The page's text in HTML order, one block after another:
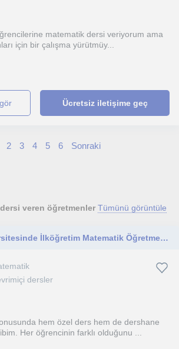
matematik dersi veriyorum ama
için bir çalışma yürütmüy...
Ücretsiz iletişime geç
2 3 4 5 6 Sonraki
veren öğretmenler Tümünü görüntüle
Dokuz Eylül Üniversitesinde İlköğretim Matematik Öğretmenliği bölümü 3. Sınıf öğrencisiyim. Derslerim ortaokula yönelik.
dersler
hem özel ders hem de dershane
Her öğrencinin farklı olduğunu ...